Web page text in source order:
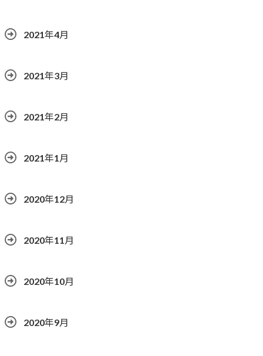
2021年4月
2021年3月
2021年2月
2021年1月
2020年12月
2020年11月
2020年10月
2020年9月